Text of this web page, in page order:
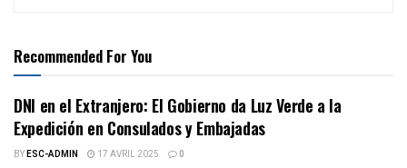
Recommended For You
DNI en el Extranjero: El Gobierno da Luz Verde a la
Expedición en Consulados y Embajadas
BYESC-ADMIN 17 AVRIL 2025 0